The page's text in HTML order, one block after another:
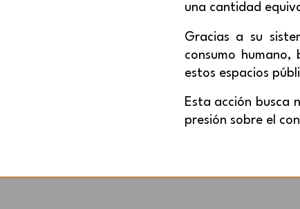
una cantidad
Gracias a su
consumo humano,
estos espacios
Esta acción busca
presión sobre el